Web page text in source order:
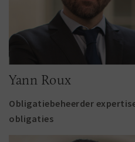
Yann Roux
Obligatiebeheerder
obligaties